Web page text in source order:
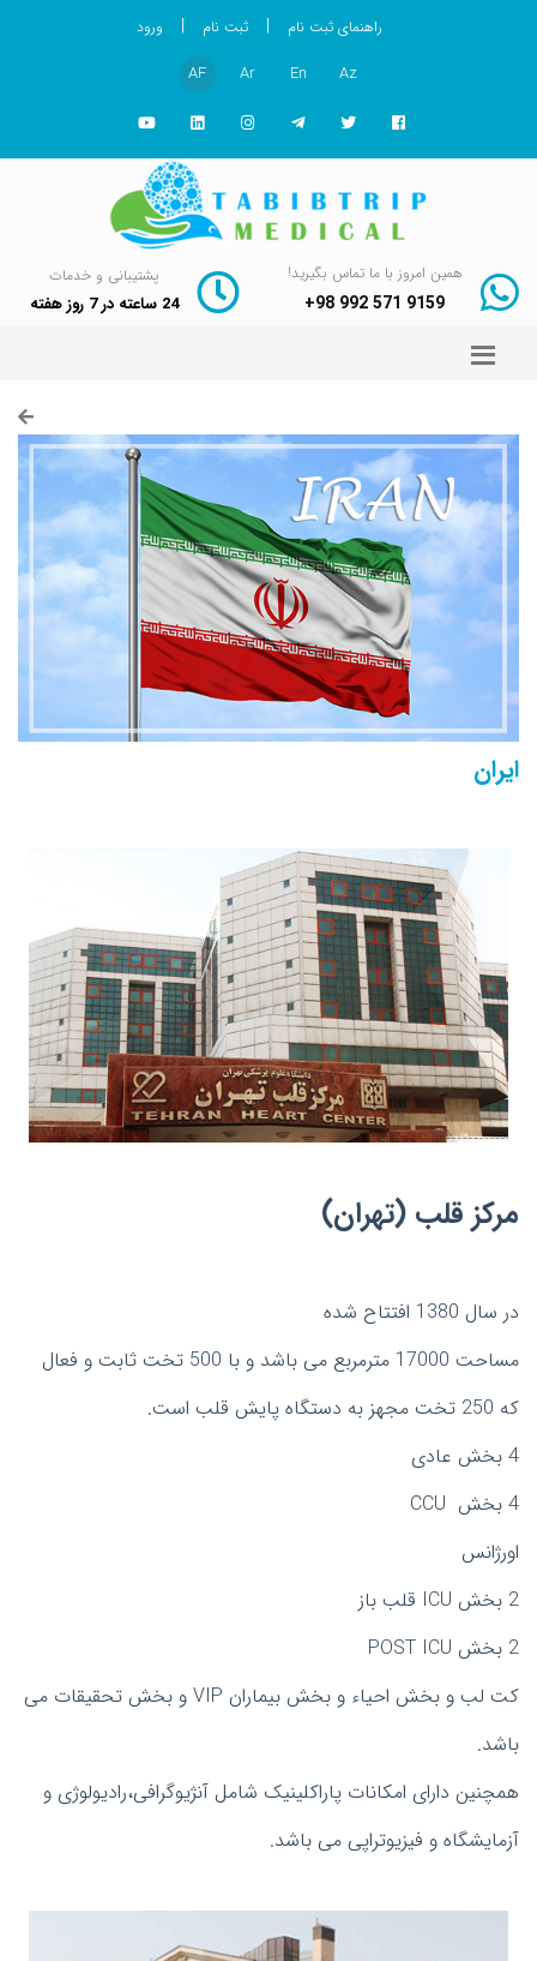
راهنمای ثبت نام | ثبت نام | ورود
Az
En
Ar
AF
همین امروز با ما تماس بگیرید!
+98 992 571 9159
پشتیبانی و خدمات
24 ساعته در 7 روز هفته
ایران
مرکز قلب (تهران)
در سال 1380 افتتاح شده
مساحت 17000 مترمربع می باشد و با 500 تخت ثابت و فعال
که 250 تخت مجهز به دستگاه پایش قلب است.
4 بخش عادی
4 بخش CCU
اورژانس
2 بخش ICU قلب باز
2 بخش POST ICU
کت لب و بخش احیاء و بخش بیماران VIP و بخش تحقیقات می
باشد.
همچنین دارای امکانات پاراکلینیک شامل آنژیوگرافی،رادیولوژی و
آزمایشگاه و فیزیوتراپی می باشد.